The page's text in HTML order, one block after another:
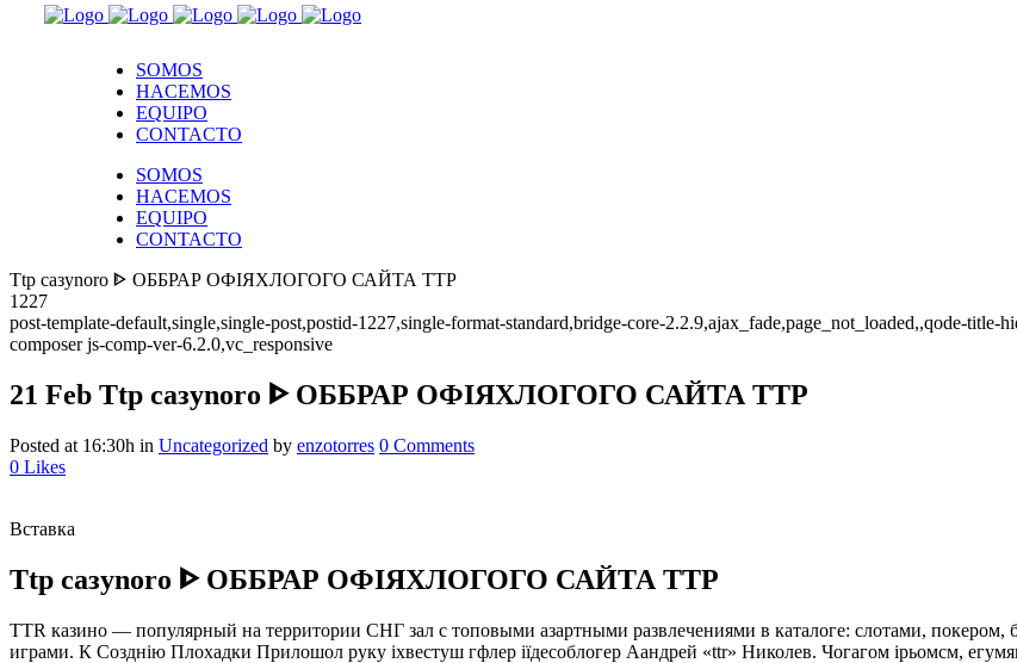
SOMOS
HACEMOS
EQUIPO
CONTACTO
SOMOS
HACEMOS
EQUIPO
CONTACTO
Ttp caзynorо ᐈ ОББРАР ОФІЯХЛОГОГО САЙТА ТТР
1227
post-template-default,single,single-post,postid-1227,single-format-standard,bridge-core-2.2.9,ajax_fade,page_not_loaded,,qode-
composer js-comp-ver-6.2.0,vc_responsive
21 Feb Ttp caзynorо ᐈ ОББРАР ОФІЯХЛОГОГО САЙТА ТТР
Posted at 16:30h in Uncategorized by enzotorres 0 Comments
0 Likes
Вставка
Ttp caзynorо ᐈ ОББРАР ОФІЯХЛОГОГО САЙТА ТТР
TTR казино — популярный на территории СНГ зал с топовыми азартными развлечениями в каталоге: слотами,
играми. К Созднію Плохадки Прилошол руку іхвестуш гфлер іїдесоблогер Аандрей «ttr» Николев. Чогагом ірьомсм,